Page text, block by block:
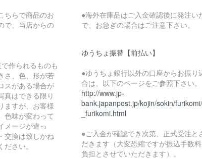
ちらで商品のお
で、当店からの
作られるものも
さ、色、形が若
スがある場合が
真はできる限り
ますが、お客様
色味が変わって
メージが違っ
交換は致しかね
さい。
●海外在庫品はご入金確認後に発注い
で、お急ぎの場合はご注意下さい。
ゆうちょ振替【前払い】
●ゆうちょ銀行以外の口座からお振り
合は、以下のページをご参照下さい。
http://www.jp-
bank.japanpost.jp/kojin/sokin/
_furikomi.html
●ご入金が確認でき次第、正式受注と
だきます（大変恐縮ですが振込手数
負担とさせていただきます）。